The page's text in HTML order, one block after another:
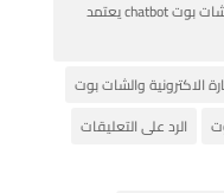
أربع قواعد أساسية يجب اتباعها عند إنشاء شات بوت chatbot يعتمد
الاكترونية والشات بوت
الرد على التعليقات